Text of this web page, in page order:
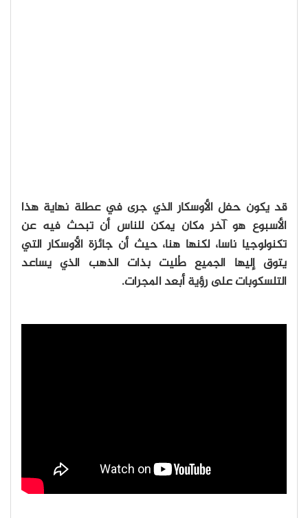
قد يكون حفل الأوسكار الذي جرى في عطلة نهاية هذا
الأسبوع هو آخر مكان يمكن للناس أن تبحث فيه عن
تكنولوجيا ناسا، لكنها هنا، حيث أن جائزة الأوسكار التي
يتوق إليها الجميع طُليت بذات الذهب الذي يساعد
التلسكوبات على رؤية أبعد المجرات.